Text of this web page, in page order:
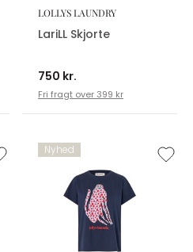
LOLLYS LAUNDRY
LariLL Skjorte
750 kr.
Fri fragt over 399 kr
Nyhed